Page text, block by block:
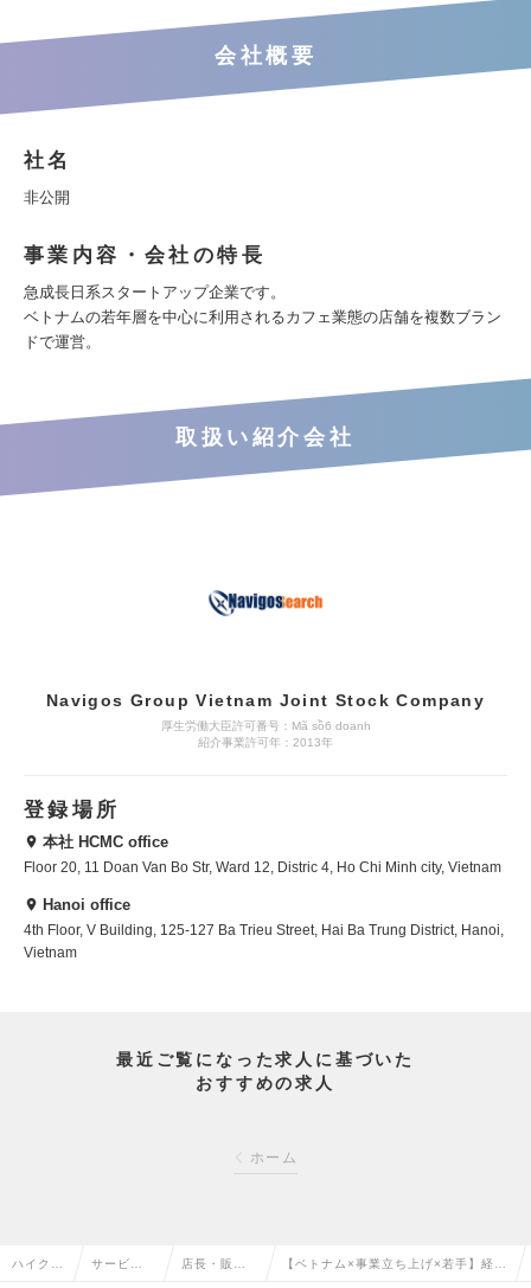
会社概要
社名
非公開
事業内容・会社の特長
急成長日系スタートアップ企業です。
ベトナムの若年層を中心に利用されるカフェ業態の店舗を複数ブラン
ドで運営。
取扱い紹介会社
Navigos Group Vietnam Joint Stock Company
厚生労働大臣許可番号：Mã sồ6 doanh
紹介事業許可年：2013年
登録場所
本社 HCMC office
Floor 20, 11 Doan Van Bo Str, Ward 12, Distric 4, Ho Chi Minh city, Vietnam
Hanoi office
4th Floor, V Building, 125-127 Ba Trieu Street, Hai Ba Trung District, Hanoi,
Vietnam
最近ご覧になった求人に基づいた
おすすめの求人
ホーム
ハイクラ サービ 店長・販 【ベトナム×事業立ち上げ×若手】経営